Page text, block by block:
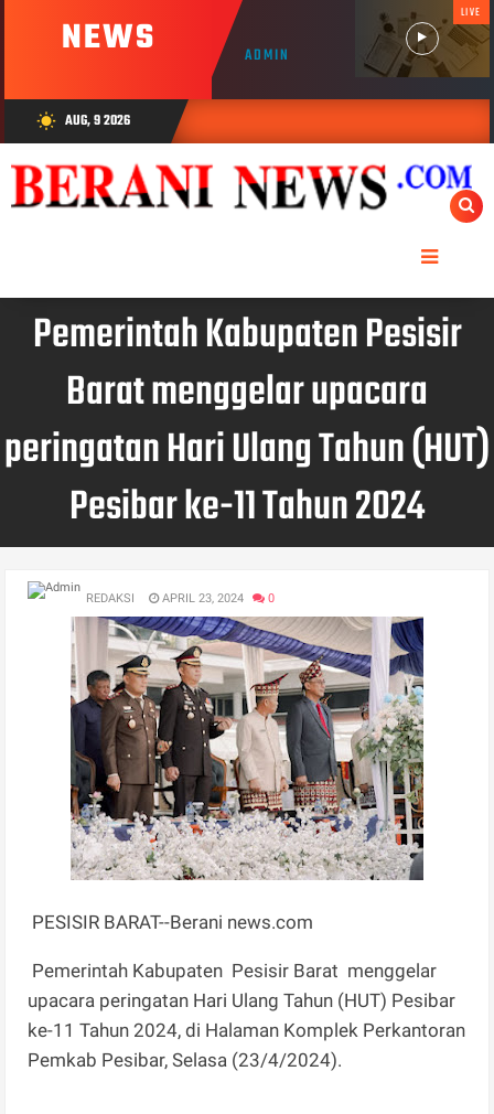
NEWS ADMIN
LIVE
wb_sunny AUG, 9 2026
Pemerintah Kabupaten Pesisir
Barat menggelar upacara
peringatan Hari Ulang Tahun (HUT)
Pesibar ke-11 Tahun 2024
REDAKSI APRIL 23, 2024 0
PESISIR BARAT--Berani news.com
Pemerintah Kabupaten Pesisir Barat menggelar
upacara peringatan Hari Ulang Tahun (HUT) Pesibar
ke-11 Tahun 2024, di Halaman Komplek Perkantoran
Pemkab Pesibar, Selasa (23/4/2024).